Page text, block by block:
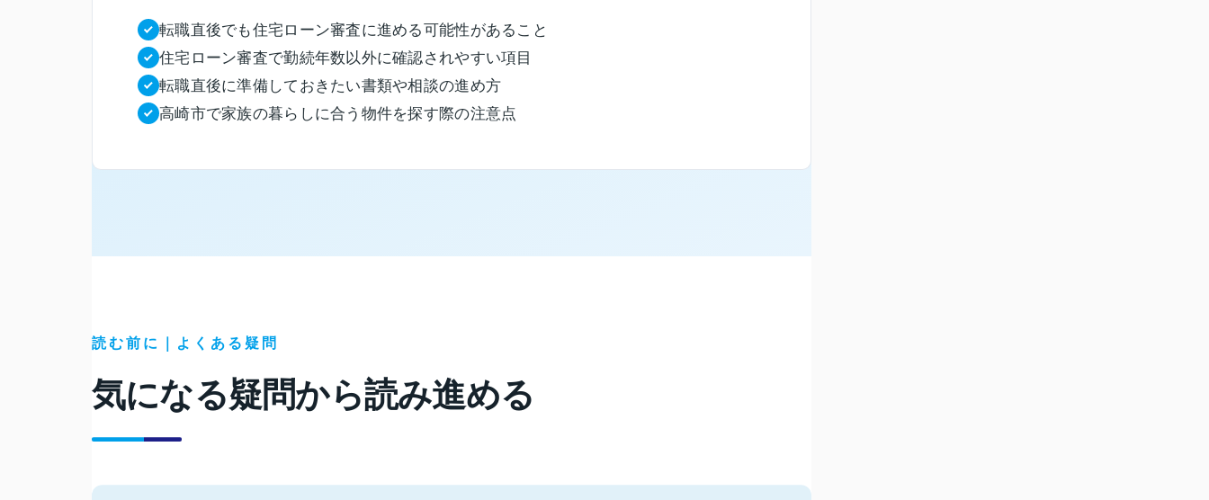
転職直後でも住宅ローン審査に進める可能性があること
住宅ローン審査で勤続年数以外に確認されやすい項目
転職直後に準備しておきたい書類や相談の進め方
高崎市で家族の暮らしに合う物件を探す際の注意点
読む前に｜よくある疑問
気になる疑問から読み進める